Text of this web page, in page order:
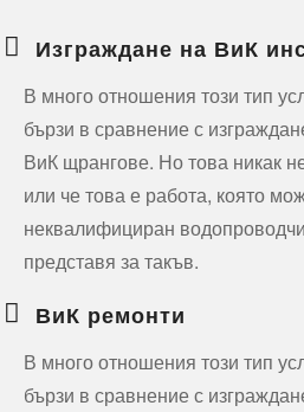
Изграждане на ВиК
В много отношения този тип
бързи в сравнение с
ВиК щрангове. Но това никак
или че това е работа, която
неквалифициран
представя за такъв.
ВиК ремонти
В много отношения този тип
бързи в сравнение с